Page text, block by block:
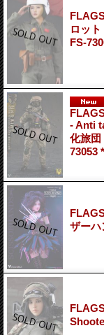
ロッ
FS-
- Anti
化旅団
73053
ザーハ